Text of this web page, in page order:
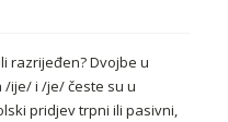
razrijeđen? Dvojbe u
ije/ i /je/ česte su u
pridjev trpni ili pasivni,